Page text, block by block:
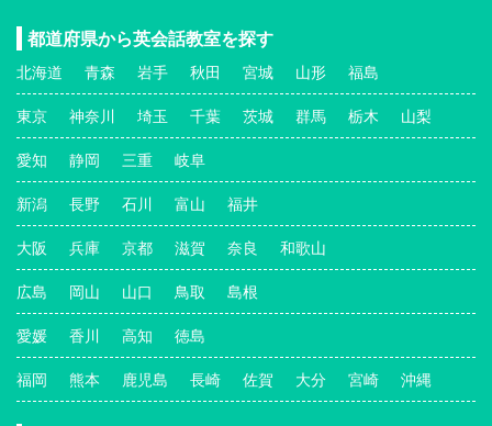
都道府県から英会話教室を探す
北海道 青森 岩手 秋田 宮城 山形 福島
東京 神奈川 埼玉 千葉 茨城 群馬 栃木 山梨
愛知 静岡 三重 岐阜
新潟 長野 石川 富山 福井
大阪 兵庫 京都 滋賀 奈良 和歌山
広島 岡山 山口 鳥取 島根
愛媛 香川 高知 徳島
福岡 熊本 鹿児島 長崎 佐賀 大分 宮崎 沖縄